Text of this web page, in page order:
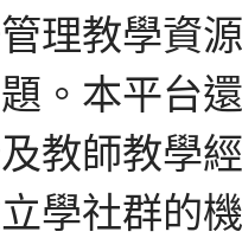
理教學資
。本平台
教師教學
學社群的